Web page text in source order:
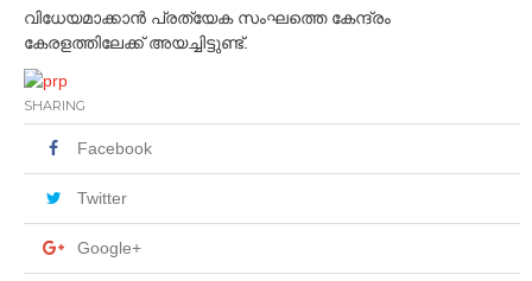
വിധേയമാക്കാന്‍ പ്രത്യേക സംഘത്തെ കേന്ദ്രം
കേരളത്തിലേക്ക് അയച്ചിട്ടുണ്ട്.
SHARING
Facebook
Twitter
Google+